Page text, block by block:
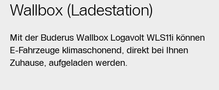
Wallbox (Ladestation)
Mit der Buderus Wallbox Logavolt WLS11i können
E-Fahrzeuge klimaschonend, direkt bei Ihnen
Zuhause, aufgeladen werden.